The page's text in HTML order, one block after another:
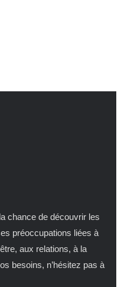
chance de découvrir les
préoccupations liées à
aux relations, à la
besoins, n’hésitez pas à